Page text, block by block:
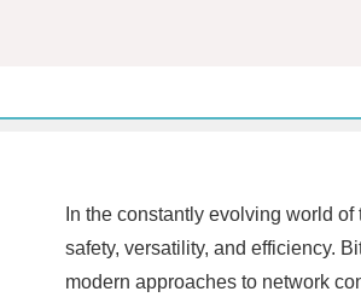
In the constantly evolving world
safety, versatility, and efficiency.
modern approaches to network